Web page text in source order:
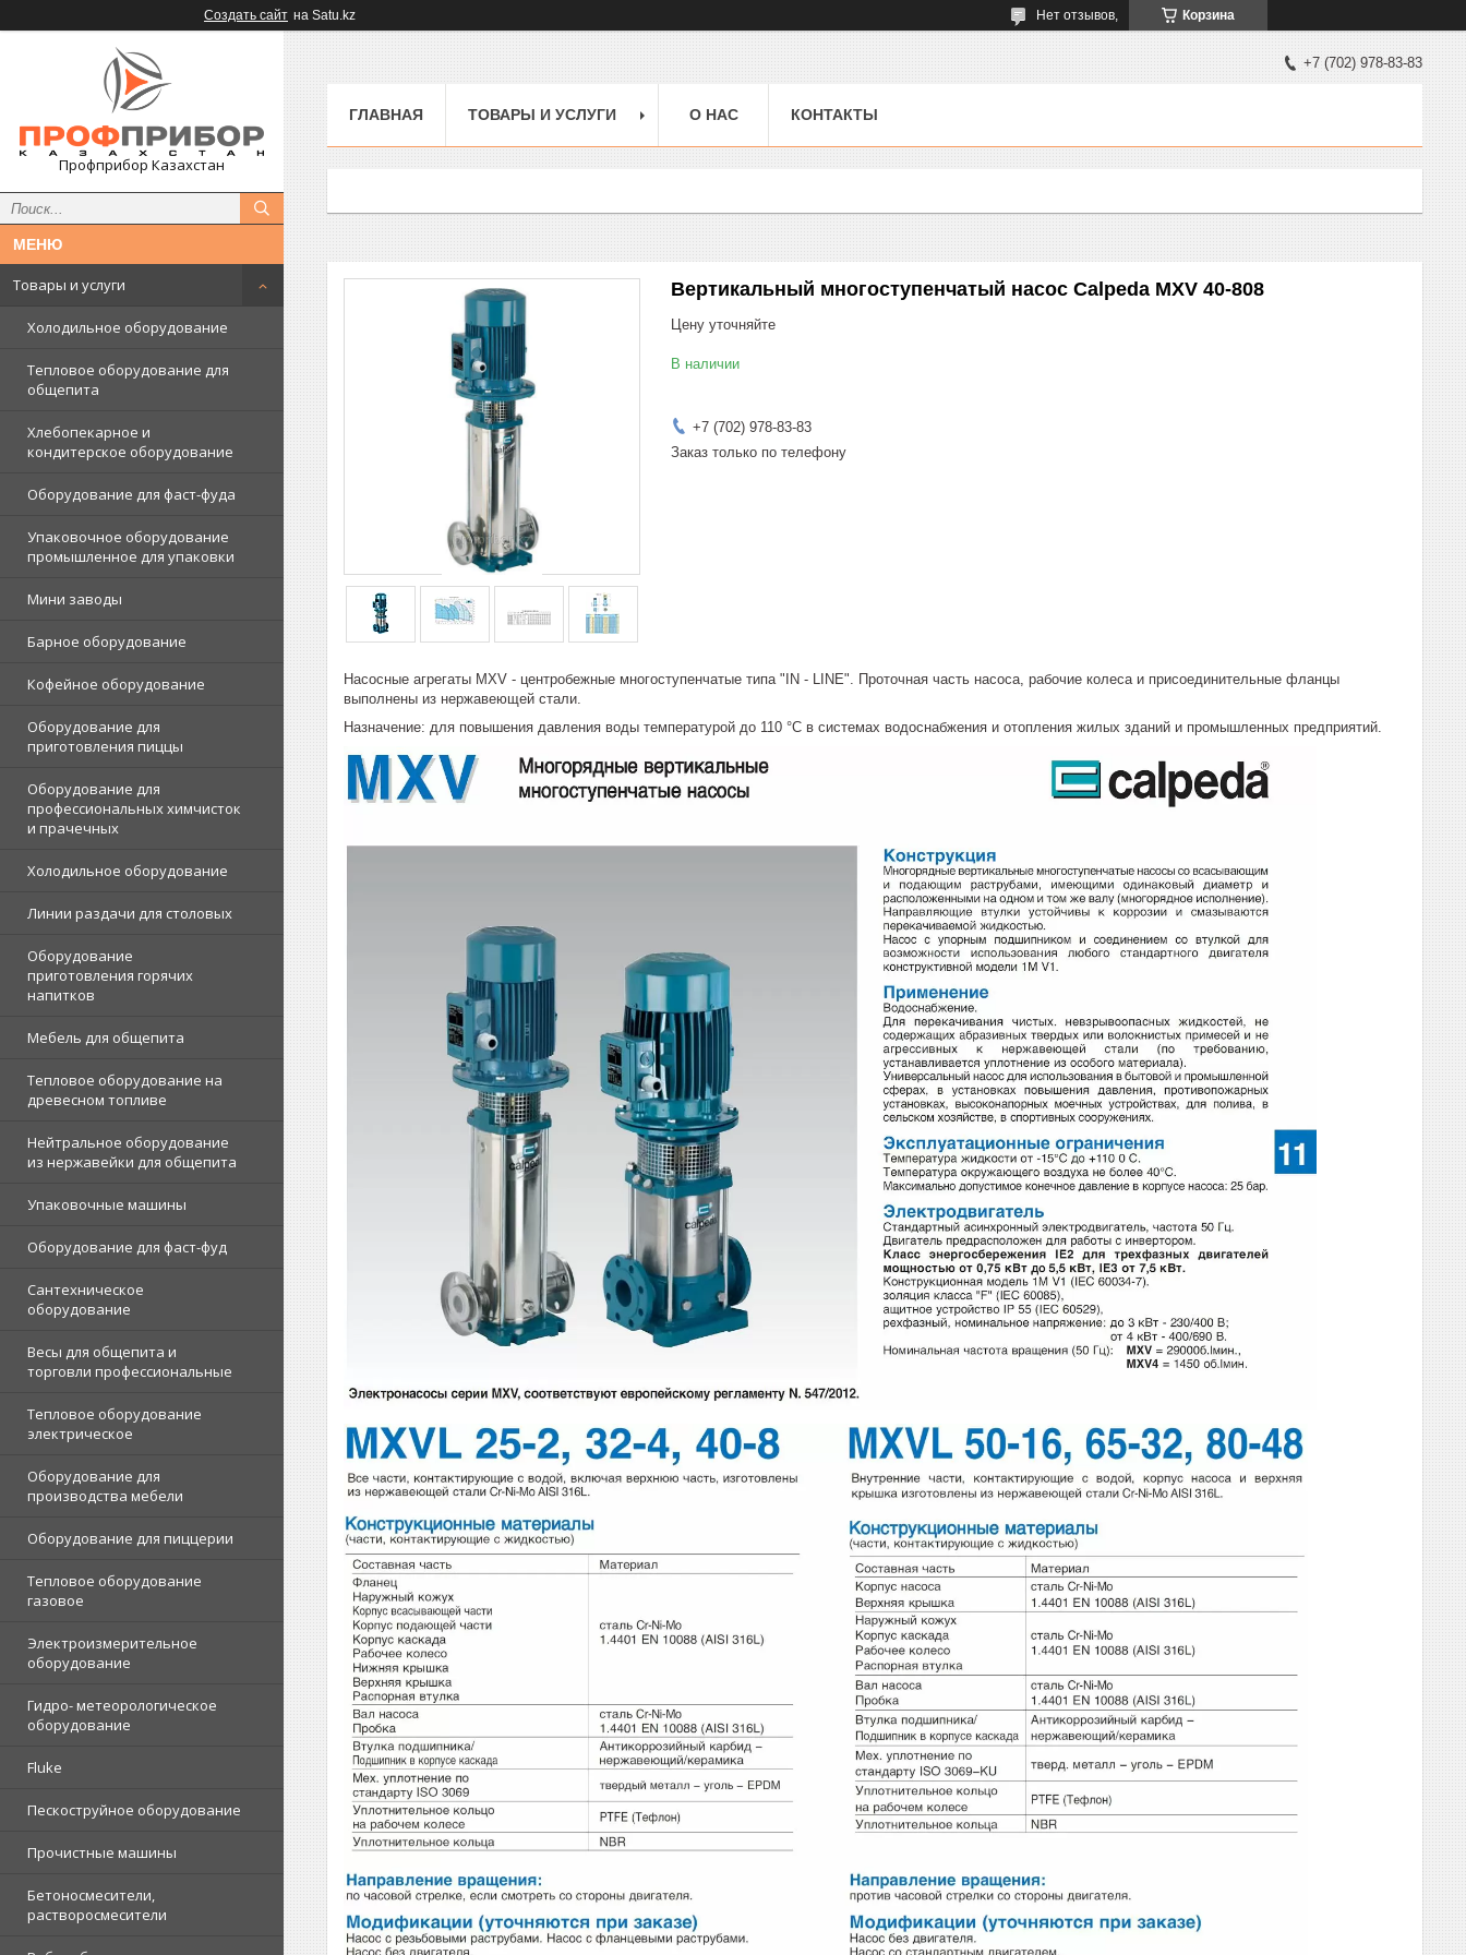
Создать сайт на Satu.kz Корзина
Нет отзывов,
Профприбор Казахстан
Товары и услуги
Холодильное оборудование
Тепловое оборудование для
общепита
Хлебопекарное и
кондитерское оборудование
Оборудование для фаст-фуда
Упаковочное оборудование
промышленное для упаковки
Мини заводы
Барное оборудование
Кофейное оборудование
Оборудование для
приготовления пиццы
Оборудование для
профессиональных химчисток
и прачечных
Холодильное оборудование
Линии раздачи для столовых
Оборудование
приготовления горячих
напитков
Мебель для общепита
Тепловое оборудование на
древесном топливе
Нейтральное оборудование
из нержавейки для общепита
Упаковочные машины
Оборудование для фаст-фуд
Сантехническое
оборудование
Весы для общепита и
торговли профессиональные
Тепловое оборудование
электрическое
Оборудование для
производства мебели
Оборудование для пиццерии
Тепловое оборудование
газовое
Электроизмерительное
оборудование
Гидро- метеорологическое
оборудование
Fluke
Пескоструйное оборудование
Прочистные машины
Бетоносмесители,
растворосмесители
+7 (702) 978-83-83
ГЛАВНАЯ ТОВАРЫ И УСЛУГИ О НАС КОНТАКТЫ
Вертикальный многоступенчатый насос Calpeda MXV 40-808
Цену уточняйте
В наличии
+7 (702) 978-83-83
Заказ только по телефону
Насосные агрегаты MXV - центробежные многоступенчатые типа "IN - LINE". Проточная часть насоса, рабочие колеса и присоединительные фланцы
выполнены из нержавеющей стали.
Назначение: для повышения давления воды температурой до 110 °С в системах водоснабжения и отопления жилых зданий и промышленных предприятий.